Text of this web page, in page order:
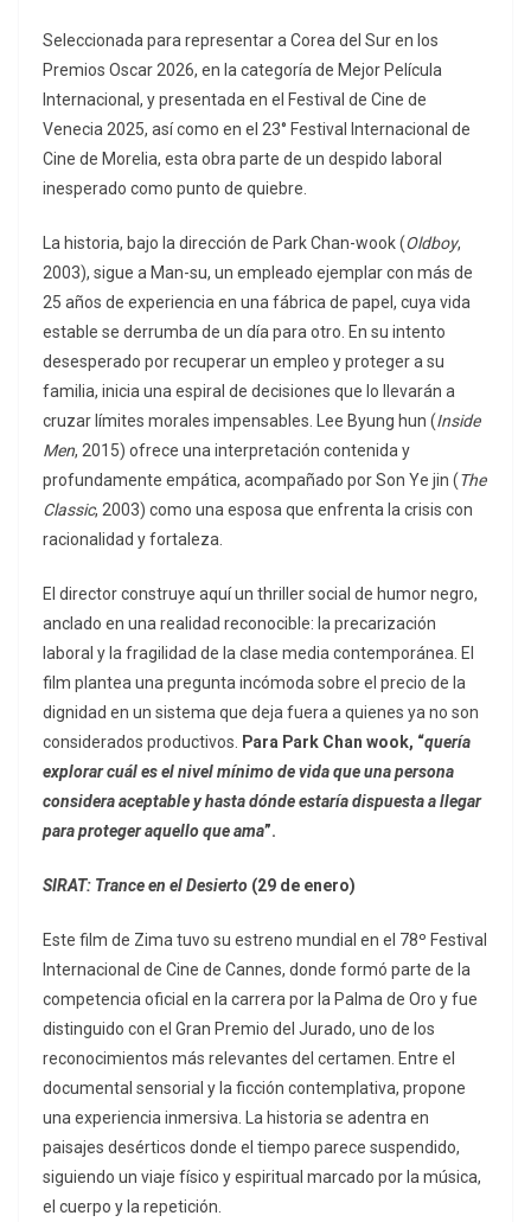
Seleccionada para representar a Corea del Sur en los
Premios Oscar 2026, en la categoría de Mejor Película
Internacional, y presentada en el Festival de Cine de
Venecia 2025, así como en el 23° Festival Internacional de
Cine de Morelia, esta obra parte de un despido laboral
inesperado como punto de quiebre.
La historia, bajo la dirección de Park Chan-wook (Oldboy,
2003), sigue a Man-su, un empleado ejemplar con más de
25 años de experiencia en una fábrica de papel, cuya vida
estable se derrumba de un día para otro. En su intento
desesperado por recuperar un empleo y proteger a su
familia, inicia una espiral de decisiones que lo llevarán a
cruzar límites morales impensables. Lee Byung hun (Inside
Men, 2015) ofrece una interpretación contenida y
profundamente empática, acompañado por Son Ye jin (The
Classic, 2003) como una esposa que enfrenta la crisis con
racionalidad y fortaleza.
El director construye aquí un thriller social de humor negro,
anclado en una realidad reconocible: la precarización
laboral y la fragilidad de la clase media contemporánea. El
film plantea una pregunta incómoda sobre el precio de la
dignidad en un sistema que deja fuera a quienes ya no son
considerados productivos.
Para Park Chan wook, “quería
explorar cuál es el nivel mínimo de vida que una persona
considera aceptable y hasta dónde estaría dispuesta a llegar
para proteger aquello que ama”.
SIRAT: Trance en el Desierto (29 de enero)
Este film de Zima tuvo su estreno mundial en el 78º Festival
Internacional de Cine de Cannes, donde formó parte de la
competencia oficial en la carrera por la Palma de Oro y fue
distinguido con el Gran Premio del Jurado, uno de los
reconocimientos más relevantes del certamen. Entre el
documental sensorial y la ficción contemplativa, propone
una experiencia inmersiva. La historia se adentra en
paisajes desérticos donde el tiempo parece suspendido,
siguiendo un viaje físico y espiritual marcado por la música,
el cuerpo y la repetición.